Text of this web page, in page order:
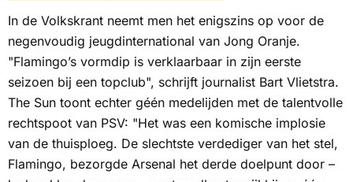
In de Volkskrant neemt men het enigszins op voor de
negenvoudig jeugdinternational van Jong Oranje.
"Flamingo’s vormdip is verklaarbaar in zijn eerste
seizoen bij een topclub", schrijft journalist Bart Vlietstra.
The Sun toont echter géén medelijden met de talentvolle
rechtspoot van PSV: "Het was een komische implosie
van de thuisploeg. De slechtste verdediger van het stel,
Flamingo, bezorgde Arsenal het derde doelpunt door –